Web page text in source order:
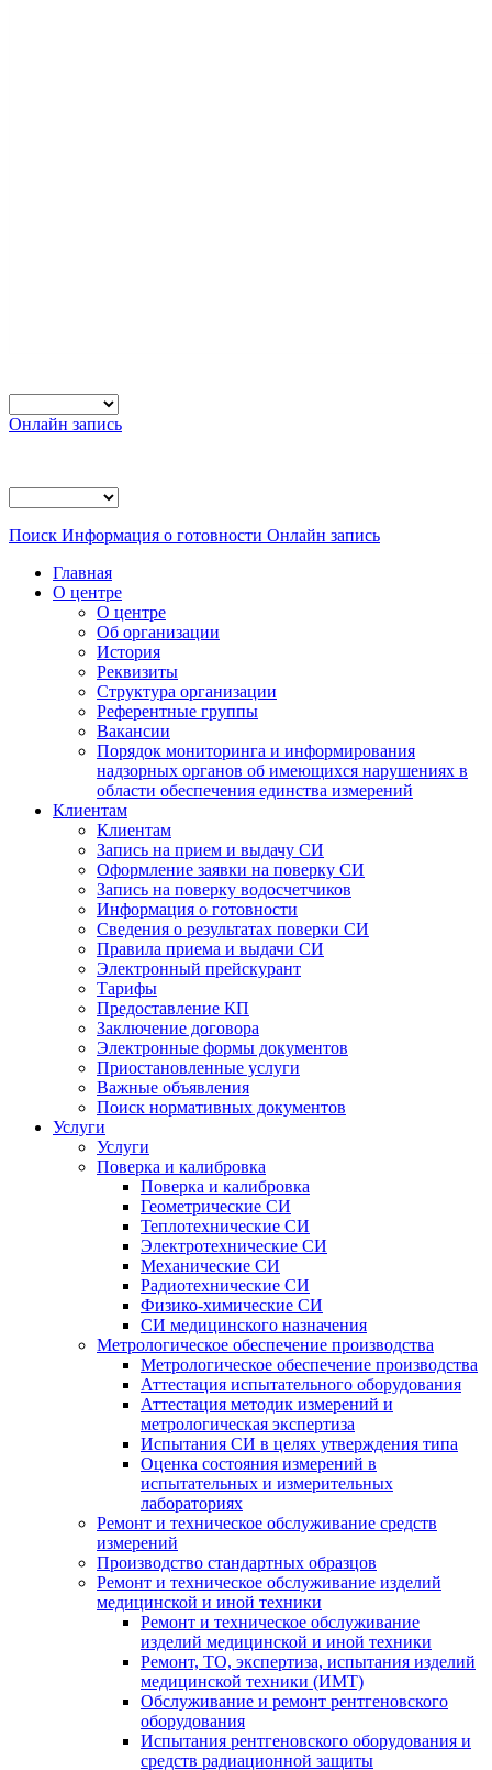
Онлайн запись
Поиск Информация о готовности Онлайн запись
Главная
О центре
О центре
Об организации
История
Реквизиты
Структура организации
Референтные группы
Вакансии
Порядок мониторинга и информирования
надзорных органов об имеющихся нарушениях в
области обеспечения единства измерений
Клиентам
Клиентам
Запись на прием и выдачу СИ
Оформление заявки на поверку СИ
Запись на поверку водосчетчиков
Информация о готовности
Сведения о результатах поверки СИ
Правила приема и выдачи СИ
Электронный прейскурант
Тарифы
Предоставление КП
Заключение договора
Электронные формы документов
Приостановленные услуги
Важные объявления
Поиск нормативных документов
Услуги
Услуги
Поверка и калибровка
Поверка и калибровка
Геометрические СИ
Теплотехнические СИ
Электротехнические СИ
Механические СИ
Радиотехнические СИ
Физико-химические СИ
СИ медицинского назначения
Метрологическое обеспечение производства
Метрологическое обеспечение производства
Аттестация испытательного оборудования
Аттестация методик измерений и
метрологическая экспертиза
Испытания СИ в целях утверждения типа
Оценка состояния измерений в
испытательных и измерительных
лабораториях
Ремонт и техническое обслуживание средств
измерений
Производство стандартных образцов
Ремонт и техническое обслуживание изделий
медицинской и иной техники
Ремонт и техническое обслуживание
изделий медицинской и иной техники
Ремонт, ТО, экспертиза, испытания изделий
медицинской техники (ИМТ)
Обслуживание и ремонт рентгеновского
оборудования
Испытания рентгеновского оборудования и
средств радиационной защиты